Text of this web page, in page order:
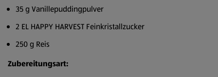
35 g Vanillepuddingpulver
2 EL HAPPY HARVEST Feinkristallzucker
250 g Reis
Zubereitungsart: